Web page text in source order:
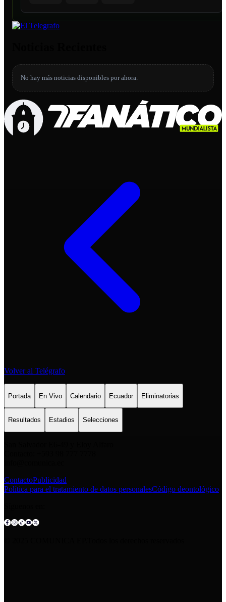
No hay más noticias disponibles por ahora.
Volver al Telégrafo
Portada En Vivo Calendario Ecuador Eliminatorias
Resultados Estadios Selecciones
ContactoPublicidad
Política para el tratamiento de datos personalesCódigo deontológico